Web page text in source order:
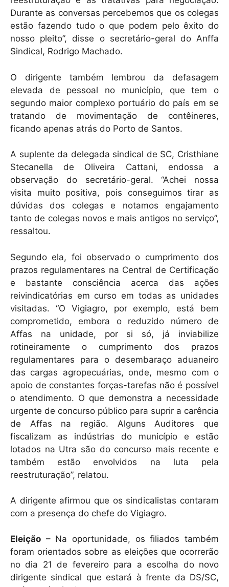
Durante as conversas percebemos que os colegas
estão fazendo tudo o que podem pelo êxito do
nosso pleito”, disse o secretário-geral do Anffa
Sindical, Rodrigo Machado.
O dirigente também lembrou da defasagem
elevada de pessoal no município, que tem o
segundo maior complexo portuário do país em se
tratando de movimentação de contêineres,
ficando apenas atrás do Porto de Santos.
A suplente da delegada sindical de SC, Cristhiane
Stecanella de Oliveira Cattani, endossa a
observação do secretário-geral. “Achei nossa
visita muito positiva, pois conseguimos tirar as
dúvidas dos colegas e notamos engajamento
tanto de colegas novos e mais antigos no serviço”,
ressaltou.
Segundo ela, foi observado o cumprimento dos
prazos regulamentares na Central de Certificação
e bastante consciência acerca das ações
reivindicatórias em curso em todas as unidades
visitadas. “O Vigiagro, por exemplo, está bem
comprometido, embora o reduzido número de
Affas na unidade, por si só, já inviabilize
rotineiramente o cumprimento dos prazos
regulamentares para o desembaraço aduaneiro
das cargas agropecuárias, onde, mesmo com o
apoio de constantes forças-tarefas não é possível
o atendimento. O que demonstra a necessidade
urgente de concurso público para suprir a carência
de Affas na região. Alguns Auditores que
fiscalizam as indústrias do município e estão
lotados na Utra são do concurso mais recente e
também estão envolvidos na luta pela
reestruturação”, relatou.
A dirigente afirmou que os sindicalistas contaram
com a presença do chefe do Vigiagro.
Eleição – Na oportunidade, os filiados também
foram orientados sobre as eleições que ocorrerão
no dia 21 de fevereiro para a escolha do novo
dirigente sindical que estará à frente da DS/SC,